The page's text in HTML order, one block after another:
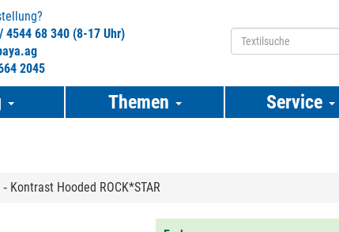
4544 68 340 (8-17 Uhr)
2045
Themen Service
‐ Kontrast Hooded ROCK*STAR